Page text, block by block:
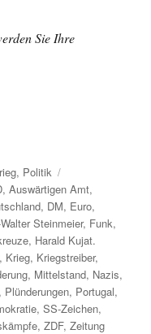
Sie Ihre
, Politik
,Auswärtigen Amt,
, DM, Euro,
Steinmeier, Funk,
, Harald Kujat.
, Krieg, Kriegstreiber,
, Mittelstand, Nazis,
, Plünderungen, Portugal,
,SS-Zeichen,
,ZDF,Zeitung